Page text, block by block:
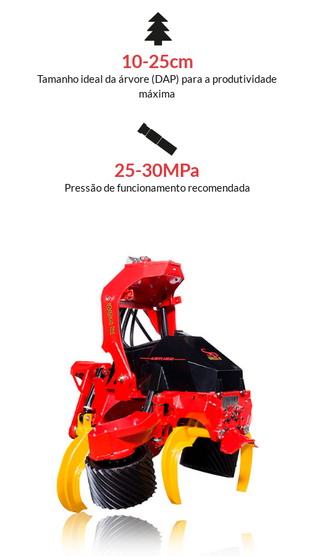
10-25cm
Tamanho ideal da árvore (DAP) para a produtividade
máxima
25-30MPa
Pressão de funcionamento recomendada